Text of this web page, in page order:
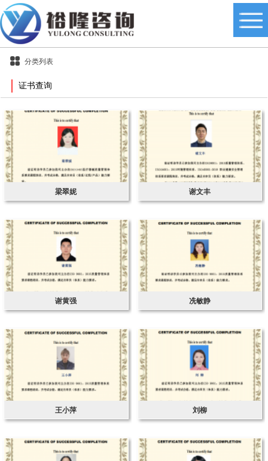
分类列表
证书查询
梁翠妮 谢文丰
谢黄强 冼敏静
王小萍 刘柳